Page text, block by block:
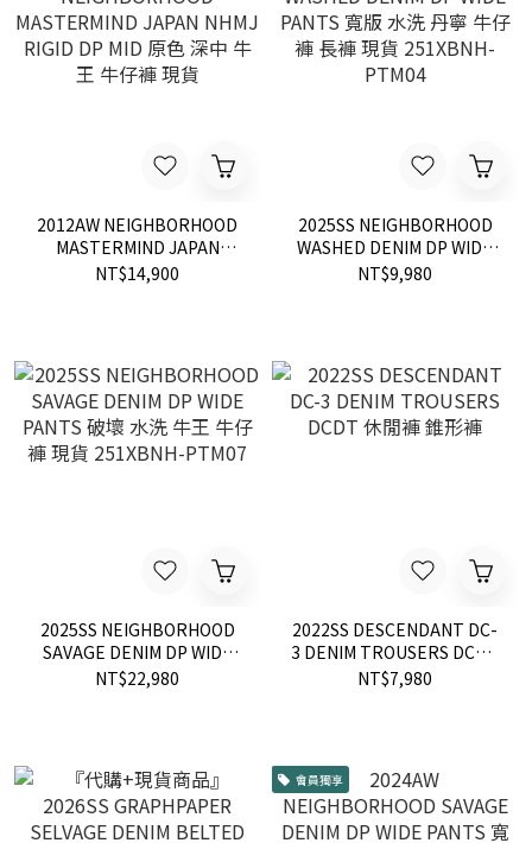
2012AW NEIGHBORHOOD
MASTERMIND JAPAN
NHMJ RIGID DP MID 原色 深
NT$14,900
2025SS NEIGHBORHOOD
WASHED DENIM DP WIDE
PANTS 寬版 水洗 丹寧 牛仔
NT$9,980
2025SS NEIGHBORHOOD
SAVAGE DENIM DP WIDE
PANTS 破壞 水洗 牛王 牛仔
NT$22,980
2022SS DESCENDANT DC-
3 DENIM TROUSERS DCDT
休閒褲 錐形褲
NT$7,980
會員獨享